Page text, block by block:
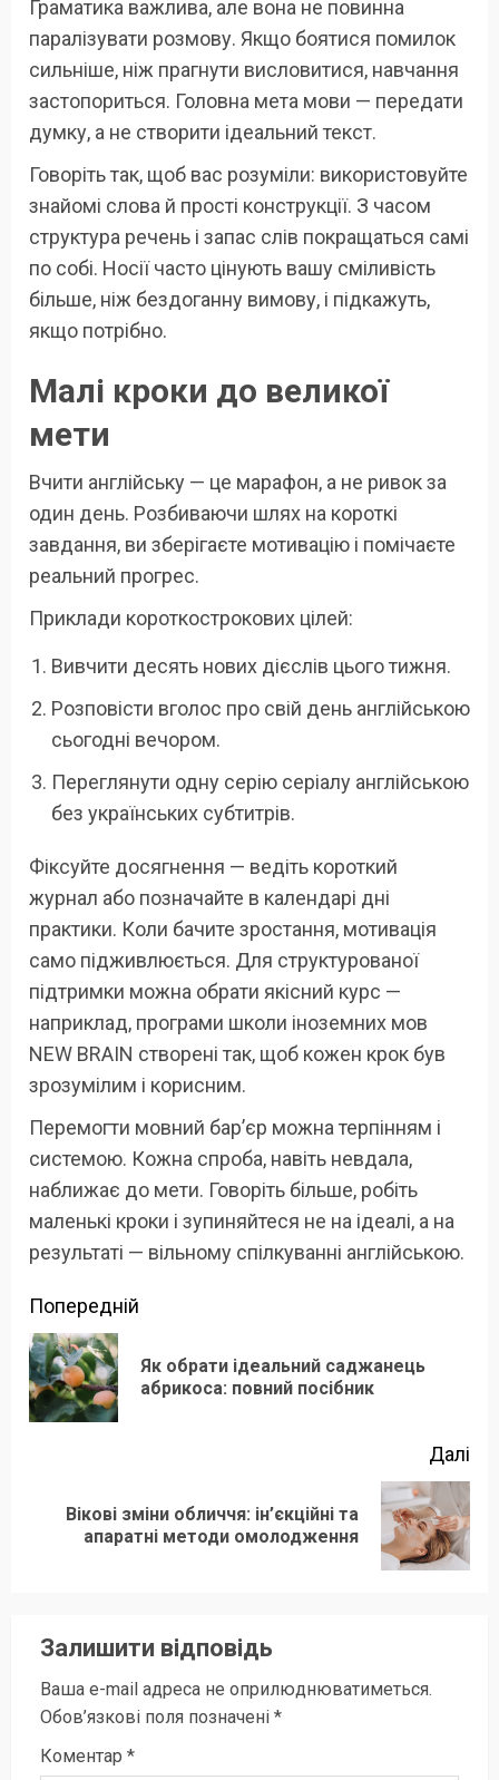
Граматика важлива, але вона не повинна
паралізувати розмову. Якщо боятися помилок
сильніше, ніж прагнути висловитися, навчання
застопориться. Головна мета мови — передати
думку, а не створити ідеальний текст.
Говоріть так, щоб вас розуміли: використовуйте
знайомі слова й прості конструкції. З часом
структура речень і запас слів покращаться самі
по собі. Носії часто цінують вашу сміливість
більше, ніж бездоганну вимову, і підкажуть,
якщо потрібно.
Малі кроки до великої
мети
Вчити англійську — це марафон, а не ривок за
один день. Розбиваючи шлях на короткі
завдання, ви зберігаєте мотивацію і помічаєте
реальний прогрес.
Приклади короткострокових цілей:
Вивчити десять нових дієслів цього тижня.
Розповісти вголос про свій день англійською
сьогодні вечором.
Переглянути одну серію серіалу англійською
без українських субтитрів.
Фіксуйте досягнення — ведіть короткий
журнал або позначайте в календарі дні
практики. Коли бачите зростання, мотивація
само підживлюється. Для структурованої
підтримки можна обрати якісний курс —
наприклад, програми школи іноземних мов
NEW BRAIN створені так, щоб кожен крок був
зрозумілим і корисним.
Перемогти мовний бар’єр можна терпінням і
системою. Кожна спроба, навіть невдала,
наближає до мети. Говоріть більше, робіть
маленькі кроки і зупиняйтеся не на ідеалі, а на
результаті — вільному спілкуванні англійською.
Продовжити
читання
Попередній
Як обрати ідеальний саджанець
абрикоса: повний посібник
Далі
Наступний
запис:
Вікові зміни обличчя: ін’єкційні та
апаратні методи омолодження
Залишити відповідь
Ваша e-mail адреса не оприлюднюватиметься.
Обов’язкові поля позначені *
Коментар *